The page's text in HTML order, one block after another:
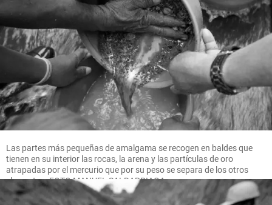
Las partes más pequeñas de amalgama se recogen en baldes que
tienen en su interior las rocas, la arena y las partículas de oro
atrapadas por el mercurio que por su peso se separa de los otros
elementos. FOTO MANUEL SALDARRIAGA